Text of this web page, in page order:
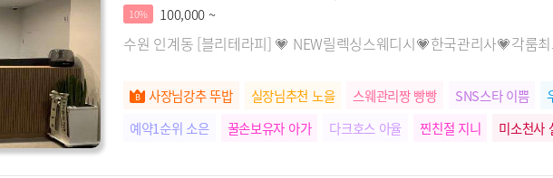
10% 100,000 ~
수원 인계동 [블리테라피] 💗 NEW릴렉싱스웨디시💗한국관리사💗각룸
사장님강추 뚜밥 실장님추천 노을 스웨관리짱 빵빵 SNS스타 이쁨
예약1순위 소은
꿀손보유자 아가 다크호스 아율 찐친절 지니 미소천사